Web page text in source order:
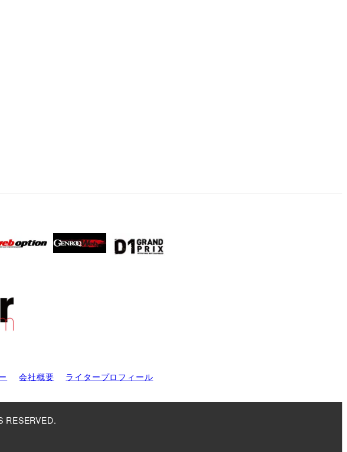
会社概要 ライタープロフィール